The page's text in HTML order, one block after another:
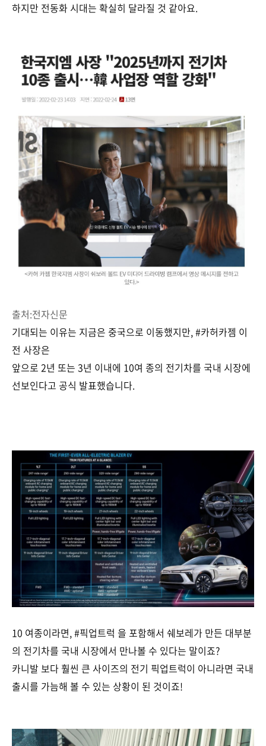
하지만 전동화 시대는 확실히 달라질 것 같아요.
출처:전자신문
기대되는 이유는 지금은 중국으로 이동했지만, #카허카젬 이
전 사장은
앞으로 2년 또는 3년 이내에 10여 종의 전기차를 국내 시장에
선보인다고 공식 발표했습니다.
10 여종이라면, #픽업트럭 을 포함해서 쉐보레가 만든 대부분
의 전기차를 국내 시장에서 만나볼 수 있다는 말이죠?
카니발 보다 훨씬 큰 사이즈의 전기 픽업트럭이 아니라면 국내
출시를 가늠해 볼 수 있는 상황이 된 것이죠!